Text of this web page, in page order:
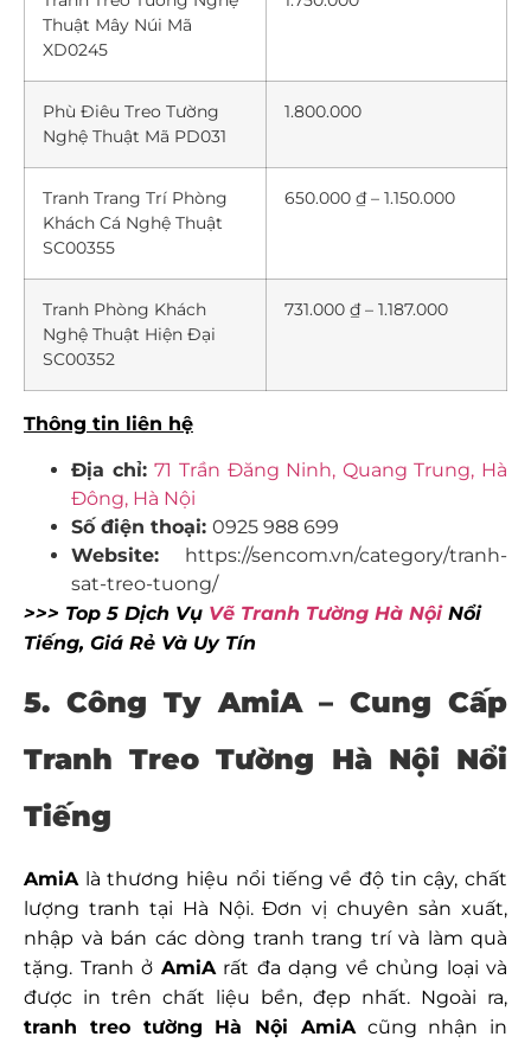
Thuật Mây Núi Mã
XD0245
Phù Điêu Treo Tường
Nghệ Thuật Mã PD031
1.800.000
Tranh Trang Trí Phòng
Khách Cá Nghệ Thuật
SC00355
650.000 ₫ – 1.150.000
Tranh Phòng Khách
Nghệ Thuật Hiện Đại
SC00352
731.000 ₫ – 1.187.000
Thông tin liên hệ
Địa chỉ:71 Trần Đăng Ninh, Quang Trung, Hà
Đông, Hà Nội
Số điện thoại: 0925 988 699
Website: https://sencom.vn/category/tranh-
sat-treo-tuong/
>>> Top 5 Dịch Vụ Vẽ Tranh Tường Hà NộiNổi
Tiếng, Giá Rẻ Và Uy Tín
5. Công Ty AmiA – Cung Cấp
Tranh Treo Tường Hà Nội Nổi
Tiếng
AmiAlà thương hiệu nổi tiếng về độ tin cậy, chất
lượng tranh tại Hà Nội. Đơn vị chuyên sản xuất,
nhập và bán các dòng tranh trang trí và làm quà
tặng. Tranh ở AmiArất đa dạng về chủng loại và
được in trên chất liệu bền, đẹp nhất. Ngoài ra,
tranh treo tường Hà Nội AmiAcũng nhận in